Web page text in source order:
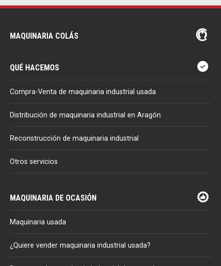
MAQUINARIA COLÁS
QUÉ HACEMOS
Compra-Venta de maquinaria industrial usada
Distribución de maquinaria industrial en Aragón
Reconstrucción de maquinaria industrial
Otros servicios
MAQUINARIA DE OCASIÓN
Maquinaria usada
¿Quiere vender maquinaria industrial usada?